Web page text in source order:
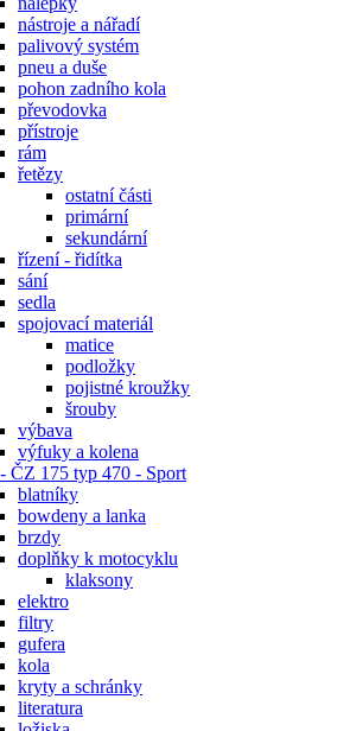
nástroje a nářadí
palivový systém
pneu a duše
pohon zadního kola
převodovka
přístroje
rám
řetězy
ostatní části
primární
sekundární
řízení - řidítka
sání
sedla
spojovací materiál
matice
podložky
pojistné kroužky
šrouby
výbava
výfuky a kolena
ČZ 175 typ 470 - Sport
blatníky
bowdeny a lanka
brzdy
doplňky k motocyklu
klaksony
elektro
filtry
gufera
kola
kryty a schránky
literatura